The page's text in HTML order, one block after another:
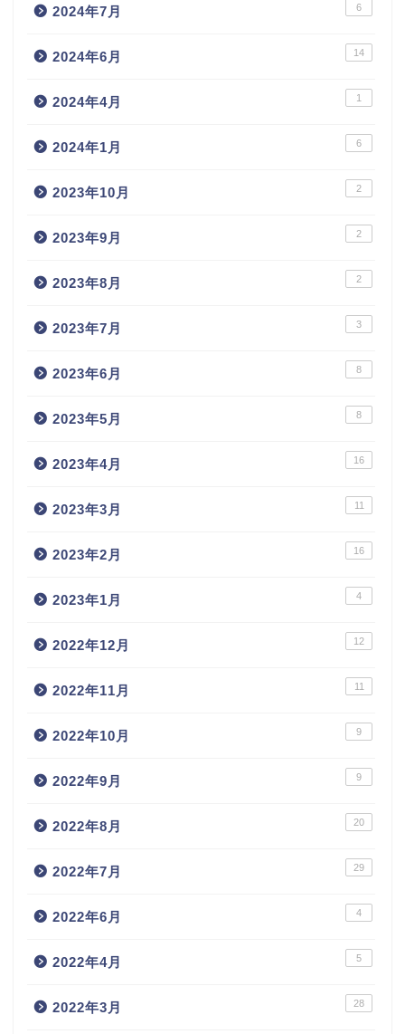
2024年7月 6
2024年6月 14
2024年4月 1
2024年1月 6
2023年10月 2
2023年9月 2
2023年8月 2
2023年7月 3
2023年6月 8
2023年5月 8
2023年4月 16
2023年3月 11
2023年2月 16
2023年1月 4
2022年12月 12
2022年11月 11
2022年10月 9
2022年9月 9
2022年8月 20
2022年7月 29
2022年6月 4
2022年4月 5
2022年3月 28